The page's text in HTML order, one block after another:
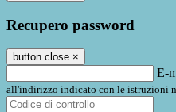
Recupero password
button close ×
E-
all'indirizzo indicato con le istruzioni